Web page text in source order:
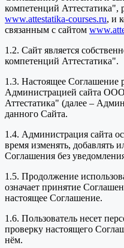
компетенций Аттестатика",
www.attestatika-courses.ru, и
связанным с сайтом
1.2. Сайт является
компетенций Аттестатика".
1.3. Настоящее Соглашение
Администрацией сайта
Аттестатика" (далее –
данного Сайта.
1.4. Администрация сайта
время изменять, добавлять
Соглашения без
1.5. Продолжение
означает принятие
настоящее Соглашение.
1.6. Пользователь несет
проверку настоящего
нём.